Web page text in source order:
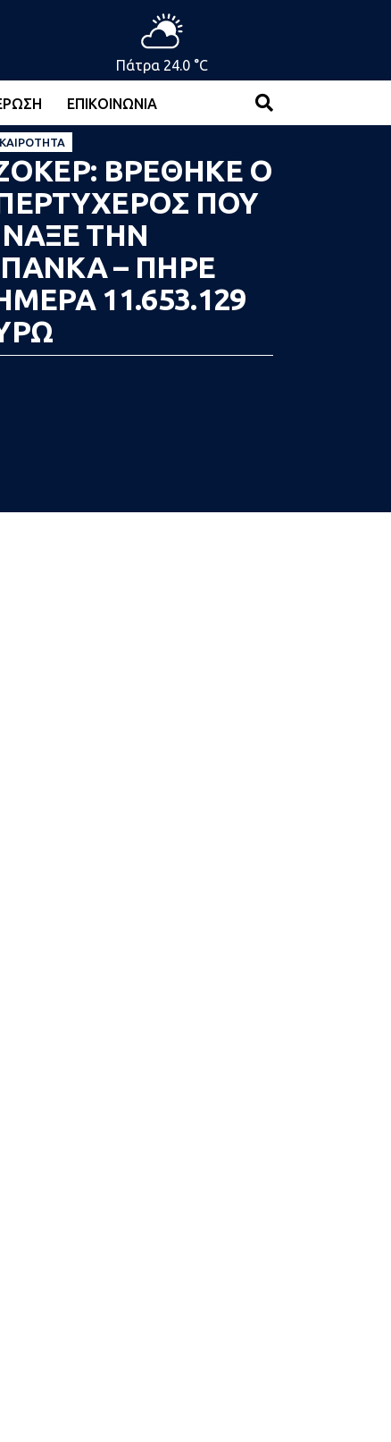
Πάτρα 24.0 °C
ΕΠΙΚΟΙΝΩΝΊΑ
ΒΡΕΘΗΚΕ Ο
ΠΟΥ
ΤΗΝ
– ΠΗΡΕ
11.653.129